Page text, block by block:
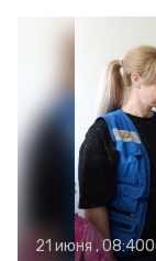
21 июня , 08:40